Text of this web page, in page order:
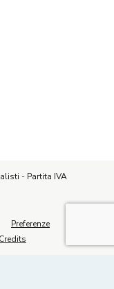
- Partita IVA
Preferenze
Credits